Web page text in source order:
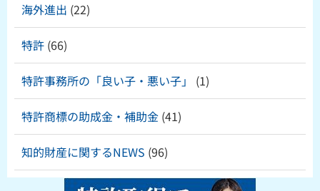
海外進出 (22)
特許 (66)
特許事務所の「良い子・悪い子」 (1)
特許商標の助成金・補助金 (41)
知的財産に関するNEWS (96)